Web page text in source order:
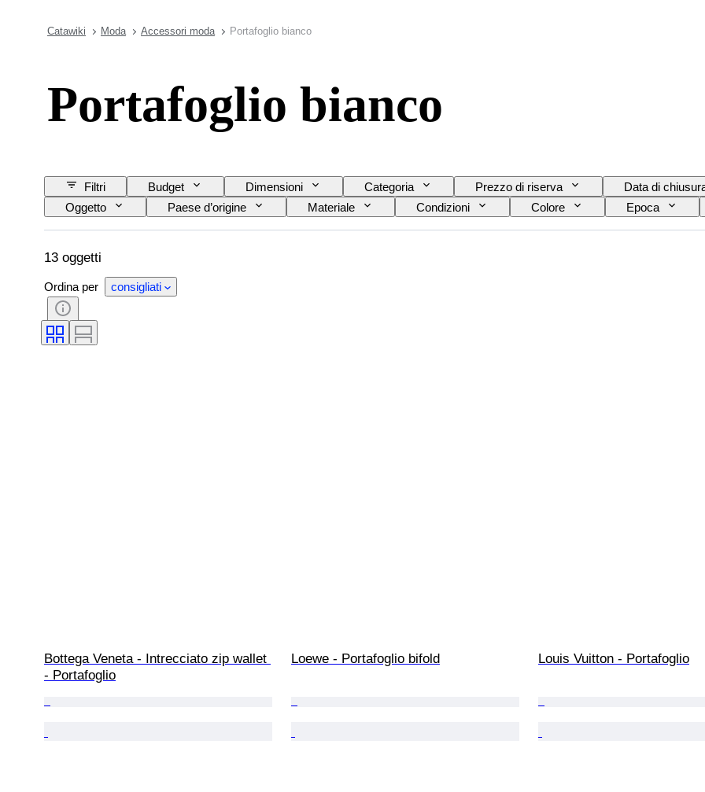
Catawiki Moda Accessori moda Portafoglio bianco
Portafoglio bianco
Filtri Budget Dimensioni Categoria Prezzo di riserva Data di
Oggetto
Paese d’origine Materiale Condizioni Colore Epoca
Modello
13 oggetti
Ordina per consigliati
Bottega Veneta - Intrecciato zip wallet
- Portafoglio
Loewe - Portafoglio bifold Louis Vuitton - Portafoglio